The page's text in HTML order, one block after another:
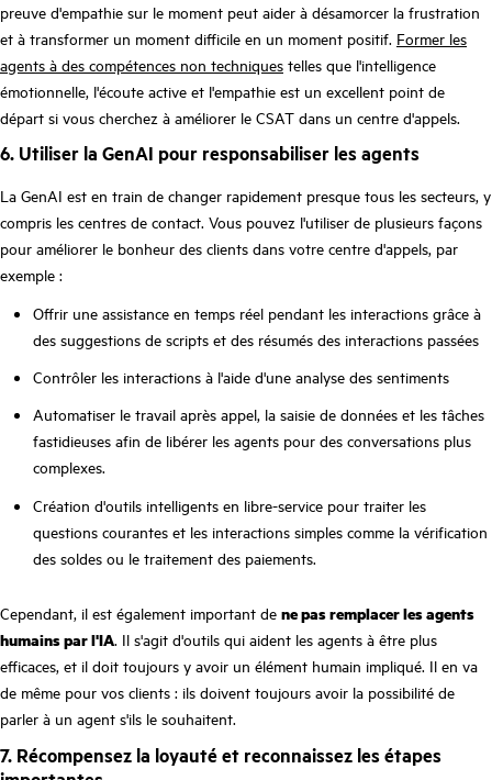
preuve d'empathie sur le moment peut aider à désamorcer la frustration
et à transformer un moment difficile en un moment positif. Former les
agents à des compétences non techniques telles que l'intelligence
émotionnelle, l'écoute active et l'empathie est un excellent point de
départ si vous cherchez à améliorer le CSAT dans un centre d'appels.
6. Utiliser la GenAI pour responsabiliser les agents
La GenAI est en train de changer rapidement presque tous les secteurs, y
compris les centres de contact. Vous pouvez l'utiliser de plusieurs façons
pour améliorer le bonheur des clients dans votre centre d'appels, par
exemple :
Offrir une assistance en temps réel pendant les interactions grâce à
des suggestions de scripts et des résumés des interactions passées
Contrôler les interactions à l'aide d'une analyse des sentiments
Automatiser le travail après appel, la saisie de données et les tâches
fastidieuses afin de libérer les agents pour des conversations plus
complexes.
Création d'outils intelligents en libre-service pour traiter les
questions courantes et les interactions simples comme la vérification
des soldes ou le traitement des paiements.
Cependant, il est également important de ne pas remplacer les agents
humains par l'IA. Il s'agit d'outils qui aident les agents à être plus
efficaces, et il doit toujours y avoir un élément humain impliqué. Il en va
de même pour vos clients : ils doivent toujours avoir la possibilité de
parler à un agent s'ils le souhaitent.
7. Récompensez la loyauté et reconnaissez les étapes